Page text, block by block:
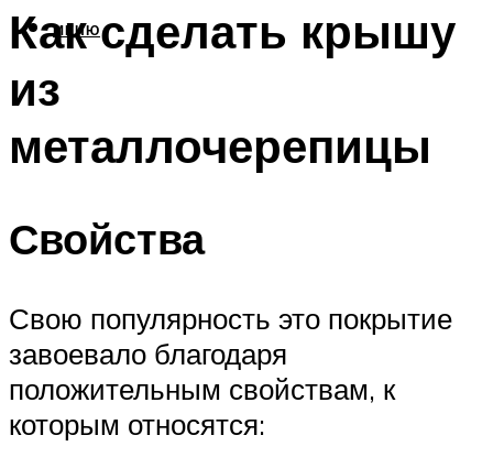
МЕНЮ
Как сделать крышу
из
металлочерепицы
Свойства
Свою популярность это покрытие
завоевало благодаря
положительным свойствам, к
которым относятся: